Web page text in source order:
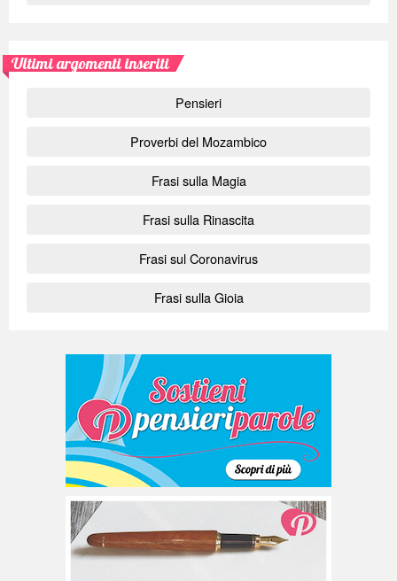
Ultimi argomenti inseriti
Pensieri
Proverbi del Mozambico
Frasi sulla Magia
Frasi sulla Rinascita
Frasi sul Coronavirus
Frasi sulla Gioia